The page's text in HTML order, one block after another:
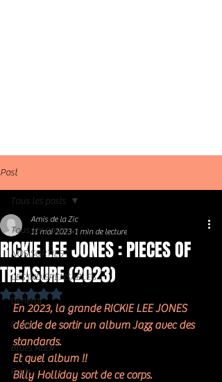
Post
Tous les posts
NOS SORTIES
LES INDISPENSABLES
Général
Blues
Blues Rock
Rock
Tous les posts
RICKIE LEE JONES : PIECES OF
TREASURE (2023)
Amis de la Zic
11 mai 2023 1 min de lecture
Noté NaN étoiles sur 5.
En 2023, la grande RICKIE LEE JONES
décide de sortir un album Jazz avec des
standards.
Et quel album !!
Billy Holliday sort de ce corps.